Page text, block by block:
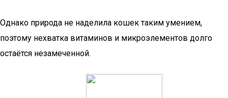
Однако природа не наделила кошек таким умением,
поэтому нехватка витаминов и микроэлементов долго
остаётся незамеченной.